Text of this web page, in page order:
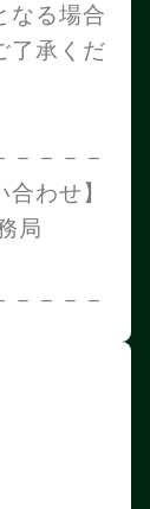
なる場合
了承くだ
－－－－
わせ】
局
－－－－